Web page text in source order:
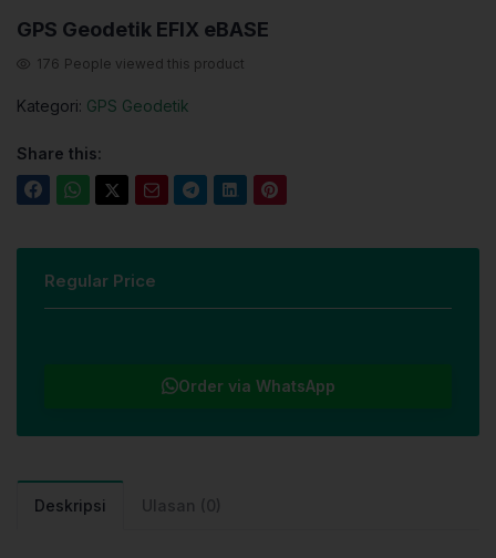
GPS Geodetik EFIX eBASE
176 People viewed this product
Kategori: GPS Geodetik
Share this:
Regular Price
Order via WhatsApp
Deskripsi Ulasan (0)